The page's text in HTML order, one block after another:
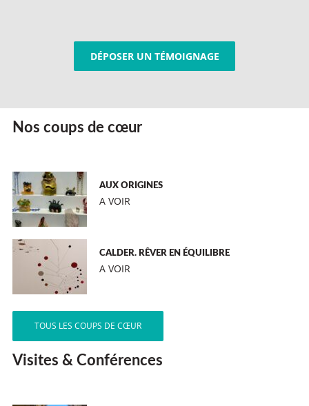
DÉPOSER UN TÉMOIGNAGE
Nos coups de cœur
AUX ORIGINES
A VOIR
CALDER. RÊVER EN ÉQUILIBRE
A VOIR
TOUS LES COUPS DE CŒUR
Visites & Conférences